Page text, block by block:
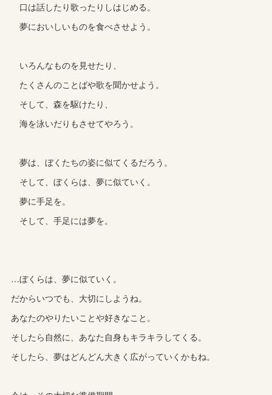
口は話したり歌ったりしはじめる。
夢においしいものを食べさせよう。
いろんなものを見せたり、
たくさんのことばや歌を聞かせよう。
そして、森を駆けたり、
海を泳いだりもさせてやろう。
夢は、ぼくたちの姿に似てくるだろう。
そして、ぼくらは、夢に似ていく。
夢に手足を。
そして、手足には夢を。
…ぼくらは、夢に似ていく。
だからいつでも、大切にしようね。
あなたのやりたいことや好きなこと。
そしたら自然に、あなた自身もキラキラしてくる。
そしたら、夢はどんどん大きく広がっていくかもね。